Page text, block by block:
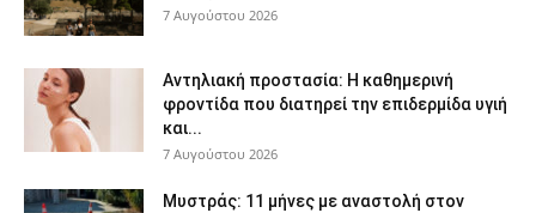
7 Αυγούστου 2026
Αντηλιακή προστασία: Η καθημερινή
φροντίδα που διατηρεί την επιδερμίδα υγιή
και...
7 Αυγούστου 2026
Μυστράς: 11 μήνες με αναστολή στον